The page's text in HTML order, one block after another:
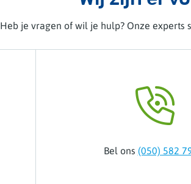
Heb je vragen of wil je hulp? Onze experts
Bel ons (050) 582